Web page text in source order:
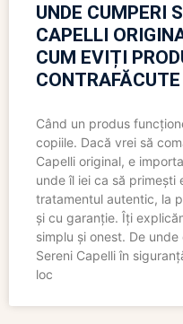
UNDE CUMPERI
CAPELLI
CUM EVIȚI
CONTRAFĂCUTE
Când un produs
copiile. Dacă vrei să
Capelli original, e
unde îl iei ca să primești
tratamentul autentic, la
și cu garanție. Îți
simplu și onest. De
Sereni Capelli în
loc